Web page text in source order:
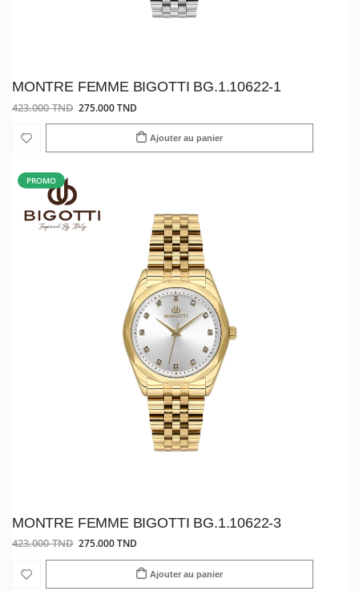
MONTRE FEMME BIGOTTI BG.1.10622-1
423.000 TND 275.000 TND
Ajouter au panier
PROMO
MONTRE FEMME BIGOTTI BG.1.10622-3
423.000 TND 275.000 TND
Ajouter au panier